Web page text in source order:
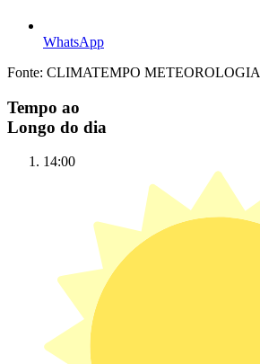
WhatsApp
Fonte: CLIMATEMPO METEOROLOGIA
Tempo ao
Longo do dia
14:00